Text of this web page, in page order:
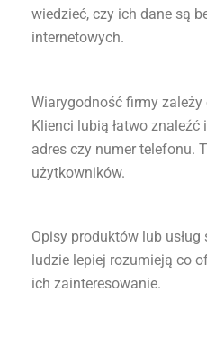
wiedzieć, czy ich dane są
internetowych.
Wiarygodność firmy
Klienci lubią łatwo
adres czy numer telefonu.
użytkowników.
Opisy produktów lub
ludzie lepiej rozumieją co
ich zainteresowanie.